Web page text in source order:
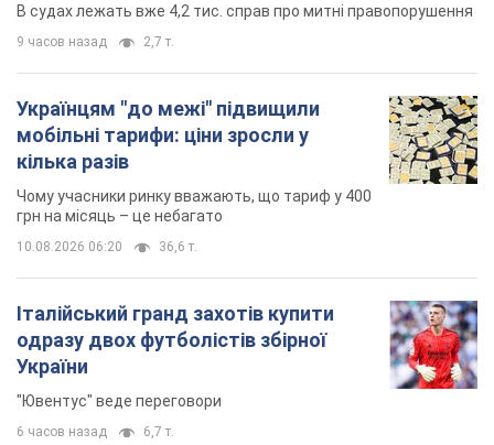
В судах лежать вже 4,2 тис. справ про митні правопорушення
9 часов назад 2,7 т.
Українцям "до межі" підвищили
мобільні тарифи: ціни зросли у
кілька разів
Чому учасники ринку вважають, що тариф у 400
грн на місяць – це небагато
10.08.2026 06:20 36,6 т.
Італійський гранд захотів купити
одразу двох футболістів збірної
України
"Ювентус" веде переговори
6 часов назад 6,7 т.